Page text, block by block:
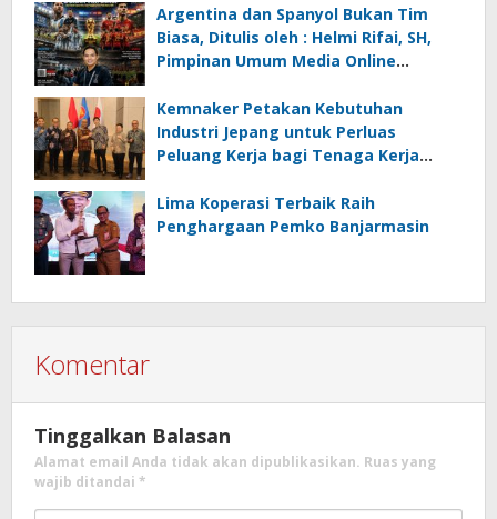
Ancaman Lingkungan, Oleh : Helmi
Rifai, SH
Argentina dan Spanyol Bukan Tim
Biasa, Ditulis oleh : Helmi Rifai, SH,
Pimpinan Umum Media Online
Kemnaker Petakan Kebutuhan
Industri Jepang untuk Perluas
Peluang Kerja bagi Tenaga Kerja
Lima Koperasi Terbaik Raih
Penghargaan Pemko Banjarmasin
Komentar
Tinggalkan Balasan
Alamat email Anda tidak akan dipublikasikan. Ruas yang
wajib ditandai *